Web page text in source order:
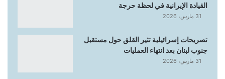
القيادة الإيرانية في لحظة حرجة
31 مارس، 2026
تصريحات إسرائيلية تثير القلق حول مستقبل
جنوب لبنان بعد انتهاء العمليات
31 مارس، 2026